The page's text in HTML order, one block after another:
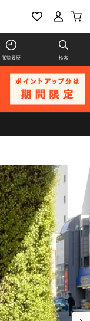
閲覧履歴 検索